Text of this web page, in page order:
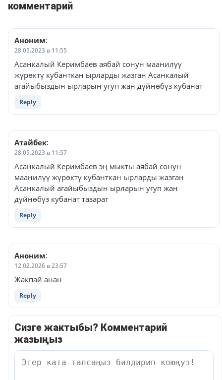
комментарий
Аноним:
28.05.2023 в 11:55
Асанкалый Керимбаев аябай сонун маанилүү
жүрөктү кубанткан ырларды жазган Асанкалый
агайыбыздын ырларын угуп жан дүйнөбүз кубанат
Reply
Атайбек:
28.05.2023 в 11:57
Асанкалый Керимбаев эң мыкты аябай сонун
маанилүү жүрөктү кубанткан ырларды жазган
Асанкалый агайыбыздын ырларын угуп жан
дүйнөбүз кубанат тазарат
Reply
Аноним:
12.02.2026 в 23:57
Жакпай анан
Reply
Сизге жактыбы? Комментарий
жазыңыз